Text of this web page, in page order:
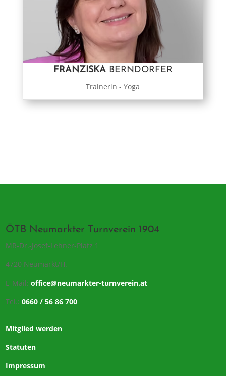
FRANZISKABERNDORFER
Trainerin - Yoga
ÖTB Neumarkter Turnverein 1904
MR-Dr.-Josef-Lehner-Platz 1
4720 Neumarkt/H.
E-Mail:office@neumarkter-turnverein.at
Tel.:0660 / 56 86 700
Mitglied werden
Statuten
Impressum